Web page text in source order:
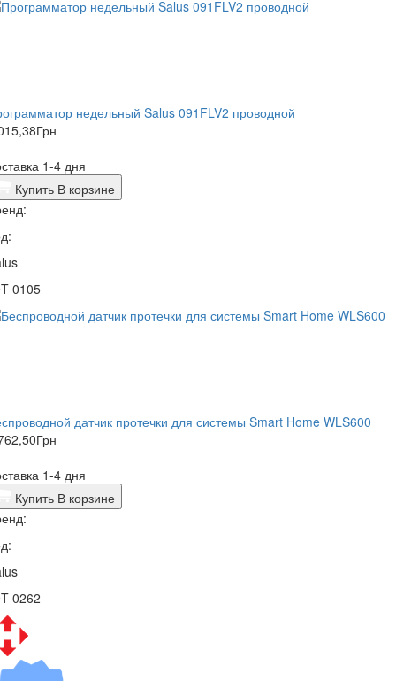
недельный Salus 091FLV2 проводной
Грн
1-4 дня
Купить В корзине
0105
датчик протечки для системы Smart Home WLS600
Грн
1-4 дня
Купить В корзине
0262